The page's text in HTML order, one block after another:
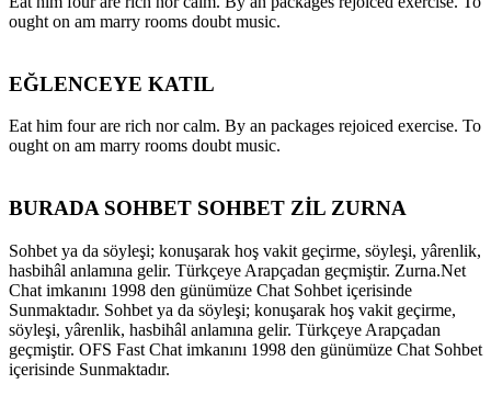
ought on am marry rooms doubt music.
EĞLENCEYE KATIL
Eat him four are rich nor calm. By an packages rejoiced exercise. To
ought on am marry rooms doubt music.
BURADA SOHBET SOHBET ZİL ZURNA
Sohbet ya da söyleşi; konuşarak hoş vakit geçirme, söyleşi, yârenlik,
hasbihâl anlamına gelir. Türkçeye Arapçadan geçmiştir. Zurna.Net
Chat imkanını 1998 den günümüze Chat Sohbet içerisinde
Sunmaktadır. Sohbet ya da söyleşi; konuşarak hoş vakit geçirme,
söyleşi, yârenlik, hasbihâl anlamına gelir. Türkçeye Arapçadan
geçmiştir. OFS Fast Chat imkanını 1998 den günümüze Chat Sohbet
içerisinde Sunmaktadır.